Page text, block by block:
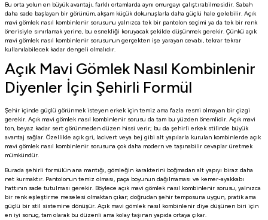
Bu orta yolun en büyük avantajı, farklı ortamlarda aynı omurgayı çalıştırabilmesidir. Sabah
daha sade başlayan bir görünüm, akşam küçük dokunuşlarla daha güçlü hale gelebilir. Açık
mavi gömlek nasıl kombinlenir sorusunu yalnızca tek bir pantolon seçimi ya da tek bir renk
önerisiyle sınırlamak yerine, bu esnekliği koruyacak şekilde düşünmek gerekir. Çünkü açık
mavi gömlek nasıl kombinlenir sorusunun gerçekten işe yarayan cevabı, tekrar tekrar
kullanılabilecek kadar dengeli olmalıdır.
Açık Mavi Gömlek Nasıl Kombinlenir
Diyenler İçin Şehirli Formül
Şehir içinde güçlü görünmek isteyen erkek için temiz ama fazla resmi olmayan bir çizgi
gerekir. Açık mavi gömlek nasıl kombinlenir sorusu da tam bu yüzden önemlidir. Açık mavi
ton, beyaz kadar sert görünmeden düzen hissi verir; bu da şehirli erkek stilinde büyük
avantaj sağlar. Özellikle açık gri, lacivert veya bej gibi alt yapılarla kurulan kombinlerde açık
mavi gömlek nasıl kombinlenir sorusuna çok daha modern ve taşınabilir cevaplar üretmek
mümkündür.
Burada şehirli formülün ana mantığı, gömleğin karakterini boğmadan alt yapıyı biraz daha
net kurmaktır. Pantolonun temiz olması, paça boyunun dağılmaması ve kemer-ayakkabı
hattının sade tutulması gerekir. Böylece açık mavi gömlek nasıl kombinlenir sorusu, yalnızca
bir renk eşleştirme meselesi olmaktan çıkar; doğrudan şehir temposuna uygun, pratik ama
güçlü bir stil sistemine dönüşür. Açık mavi gömlek nasıl kombinlenir diye düşünen biri için
en iyi sonuç, tam olarak bu düzenli ama kolay taşınan yapıda ortaya çıkar.